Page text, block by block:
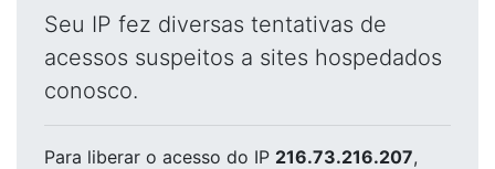
Seu IP fez diversas tentativas de
acessos suspeitos a sites hospedados
conosco.
Para liberar o acesso do IP 216.73.216.207,